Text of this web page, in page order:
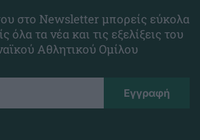
στο Newsletter μπορείς εύκολα
όλα τα νέα και τις εξελίξεις του
Αθλητικού Ομίλου